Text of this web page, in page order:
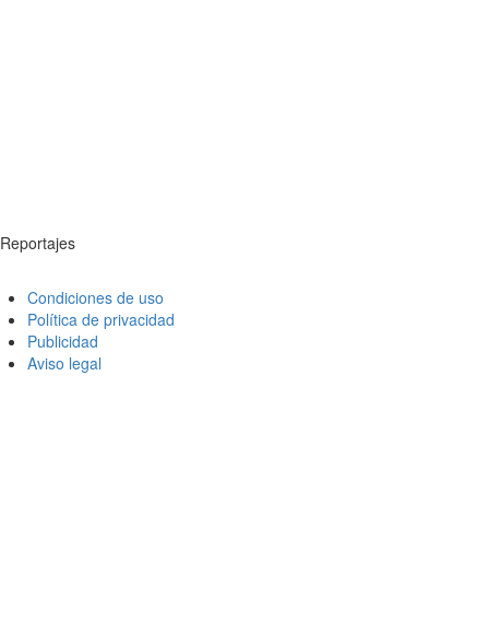
Reportajes
Condiciones de uso
Política de privacidad
Publicidad
Aviso legal